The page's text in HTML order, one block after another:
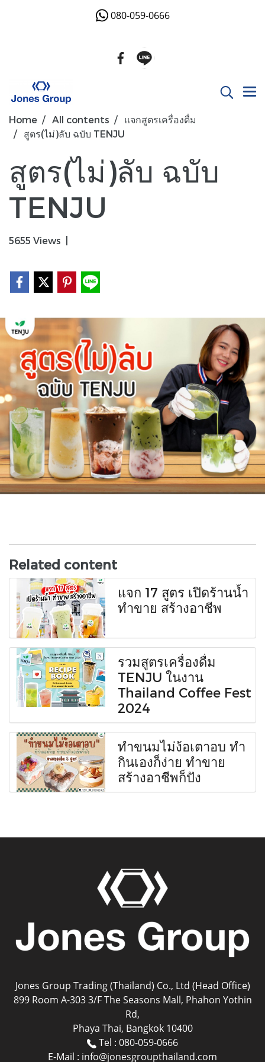
080-059-0666
Home All contents
แจกสูตรเครื่องดื่ม
สูตร(ไม่)ลับ ฉบับ TENJU
สูตร(ไม่)ลับ ฉบับ
TENJU
5655 Views
Related content
แจก 17 สูตร เปิดร้านน้ำ
ทำขาย สร้างอาชีพ
รวมสูตรเครื่องดื่ม
TENJU ในงาน
Thailand Coffee Fest
2024
ทำขนมไม่ง้อเตาอบ ทำ
กินเองก็ง่าย ทำขาย
สร้างอาชีพก็ปัง
Jones Group Trading (Thailand) Co., Ltd (Head Office)
899 Room A-303 3/F The Seasons Mall, Phahon Yothin
Rd,
Phaya Thai, Bangkok 10400
Tel : 080-059-0666
E-Mail : info@jonesgroupthailand.com